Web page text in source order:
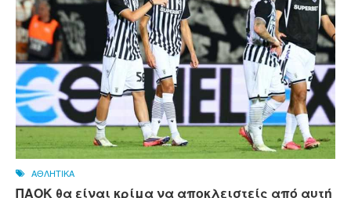
ΑΘΛΗΤΙΚΑ
ΠΑΟΚ θα είναι κρίμα να αποκλειστείς από αυτή